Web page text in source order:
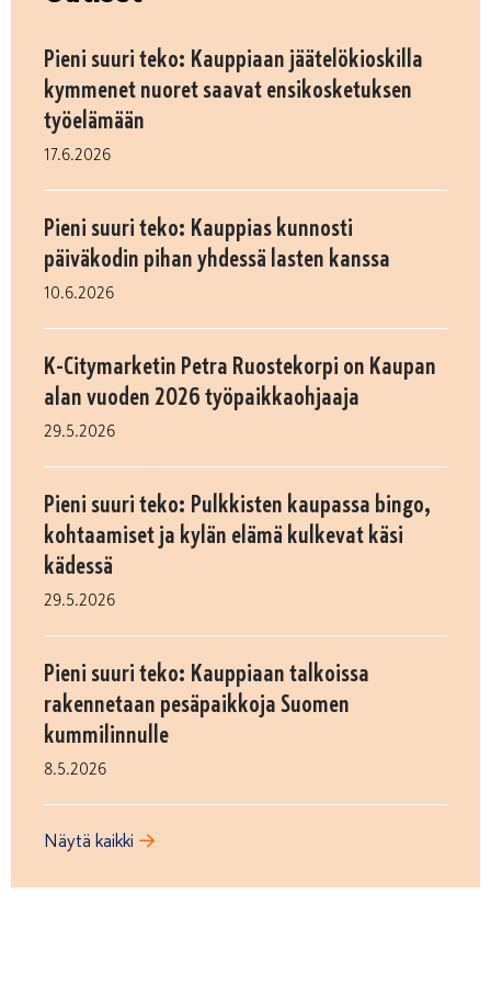
Pieni suuri teko: Kauppiaan jäätelökioskilla
kymmenet nuoret saavat ensikosketuksen
työelämään
17.6.2026
Pieni suuri teko: Kauppias kunnosti
päiväkodin pihan yhdessä lasten kanssa
10.6.2026
K-Citymarketin Petra Ruostekorpi on Kaupan
alan vuoden 2026 työpaikkaohjaaja
29.5.2026
Pieni suuri teko: Pulkkisten kaupassa bingo,
kohtaamiset ja kylän elämä kulkevat käsi
kädessä
29.5.2026
Pieni suuri teko: Kauppiaan talkoissa
rakennetaan pesäpaikkoja Suomen
kummilinnulle
8.5.2026
Näytä kaikki